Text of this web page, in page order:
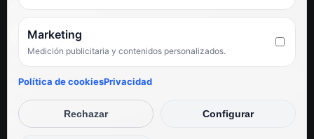
PUNTUACIÓN DE 4,6 SOBRE 5 EN GOOGLE
★★★★★
Hemos comprado en varias ocasiones y siempre dan respuesta.
Espectacular, servicio de 10.»
Iván Rodríguez Ramos
Marketing
Medición publicitaria y contenidos personalizados.
Política de cookiesPrivacidad
Rechazar Configurar